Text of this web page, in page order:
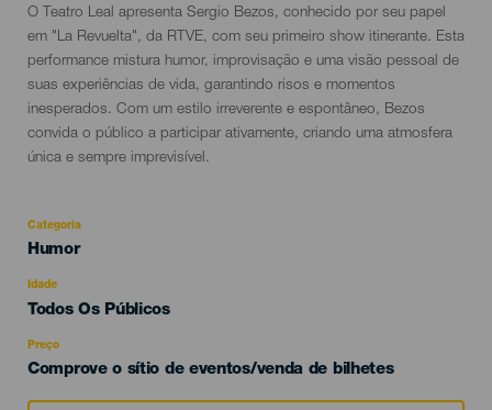
Descripción
del
evento
O Teatro Leal apresenta Sergio Bezos, conhecido por seu papel
em "La Revuelta", da RTVE, com seu primeiro show itinerante. Esta
performance mistura humor, improvisação e uma visão pessoal de
suas experiências de vida, garantindo risos e momentos
inesperados. Com um estilo irreverente e espontâneo, Bezos
convida o público a participar ativamente, criando uma atmosfera
única e sempre imprevisível.
Categoria
Categoría
evento
Humor
Idade
Edad
Todos Os Públicos
Preço
Comprove o sítio de eventos/venda de bilhetes